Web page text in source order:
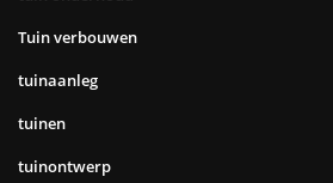
Tuin verbouwen
tuinaanleg
tuinen
tuinontwerp